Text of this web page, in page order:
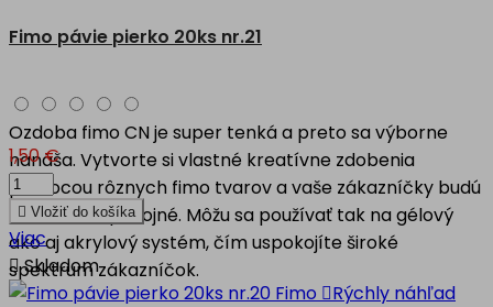
Fimo pávie pierko 20ks nr.21
Ozdoba fimo CN je super tenká a preto sa výborne
nanáša. Vytvorte si vlastné kreatívne zdobenia
pomocou rôznych fimo tvarov a vaše zákazníčky budú
nad mieru spokojné. Môžu sa používať tak na gélový
ako aj akrylový systém, čím uspokojíte široké
spektrum zákazníčok.
1,50 €
 Vložiť do košíka
Viac
Skladom
Rýchly náhľad